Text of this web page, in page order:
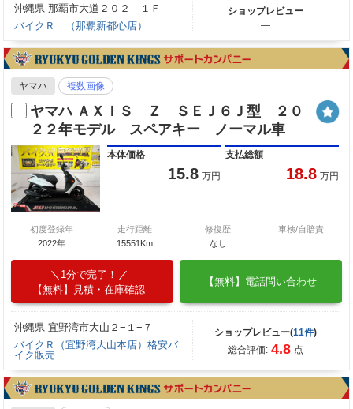
沖縄県 那覇市大道２０２ １Ｆ
バイクＲ （那覇新都心店）
ショップレビュー
―
ヤマハ 複数画像
ヤマハ ＡＸＩＳ Ｚ ＳＥＪ６Ｊ型 ２０
２２年モデル スペアキー ノーマル車
本体価格
15.8 万円
支払総額
18.8 万円
初度登録年
2022年
走行距離
15551Km
修復歴
なし
車検/自賠責
1分で完了！
【無料】見積・在庫確認
【無料】電話問い合わせ
沖縄県 宜野湾市大山２−１−７
バイクＲ（宜野湾大山本店）格安バ
イク販売
ショップレビュー(11件)
総合評価: 4.8 点